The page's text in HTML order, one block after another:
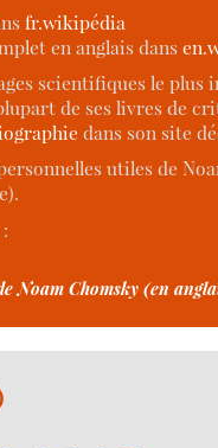
fr.wikipédia
en anglais dans
scientifiques le
de ses livres de
dans son site
utiles de
Noam Chomsky (en